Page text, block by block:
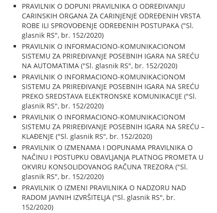
PRAVILNIK O DOPUNI PRAVILNIKA O ODREĐIVANJU
CARINSKIH ORGANA ZA CARINJENJE ODREĐENIH VRSTA
ROBE ILI SPROVOĐENJE ODREĐENIH POSTUPAKA ("Sl.
glasnik RS", br. 152/2020)
PRAVILNIK O INFORMACIONO-KOMUNIKACIONOM
SISTEMU ZA PRIREĐIVANJE POSEBNIH IGARA NA SREĆU
NA AUTOMATIMA ("Sl. glasnik RS", br. 152/2020)
PRAVILNIK O INFORMACIONO-KOMUNIKACIONOM
SISTEMU ZA PRIREĐIVANJE POSEBNIH IGARA NA SREĆU
PREKO SREDSTAVA ELEKTRONSKE KOMUNIKACIJE ("Sl.
glasnik RS", br. 152/2020)
PRAVILNIK O INFORMACIONO-KOMUNIKACIONOM
SISTEMU ZA PRIREĐIVANJE POSEBNIH IGARA NA SREĆU –
KLAĐENJE ("Sl. glasnik RS", br. 152/2020)
PRAVILNIK O IZMENAMA I DOPUNAMA PRAVILNIKA O
NAČINU I POSTUPKU OBAVLJANJA PLATNOG PROMETA U
OKVIRU KONSOLIDOVANOG RAČUNA TREZORA ("Sl.
glasnik RS", br. 152/2020)
PRAVILNIK O IZMENI PRAVILNIKA O NADZORU NAD
RADOM JAVNIH IZVRŠITELJA ("Sl. glasnik RS", br.
152/2020)